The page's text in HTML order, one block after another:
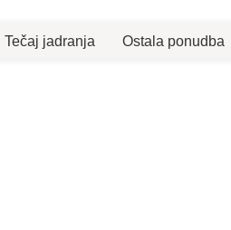
Tečaj jadranja Ostala ponudba